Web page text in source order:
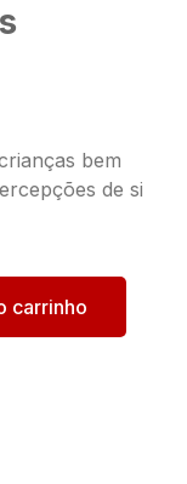
bem
de si
carrinho